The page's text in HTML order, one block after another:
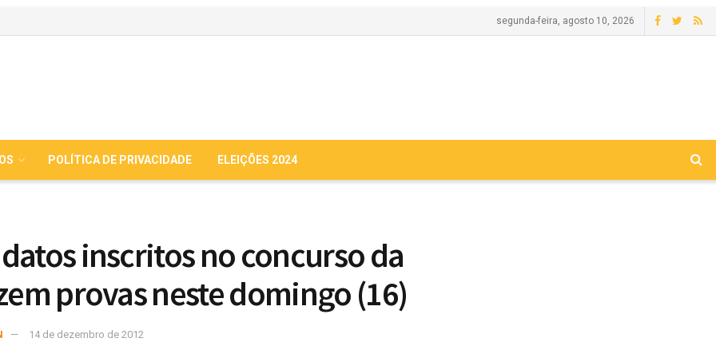
segunda-feira, agosto 10, 2026
POLÍTICA DE PRIVACIDADE ELEIÇÕES 2024
inscritos no concurso da
provas neste domingo (16)
14 de dezembro de 2012